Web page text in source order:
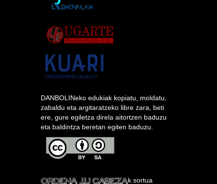
DANBOLINeko edukiak kopiatu, moldatu,
zabaldu eta argitaratzeko libre zara, beti
ere, gure egiletza direla aitortzen baduzu
eta baldintza beretan egiten baduzu.
k sortua